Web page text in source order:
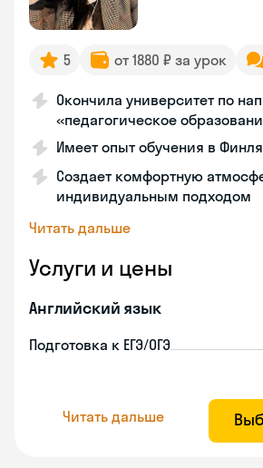
5 от 1880 ₽ за урок
Окончила университет по
«педагогическое
Имеет опыт обучения в
Создает комфортную
индивидуальным подходом
Читать дальше
Услуги и цены
Английский язык
Подготовка к ЕГЭ/ОГЭ
Читать дальше